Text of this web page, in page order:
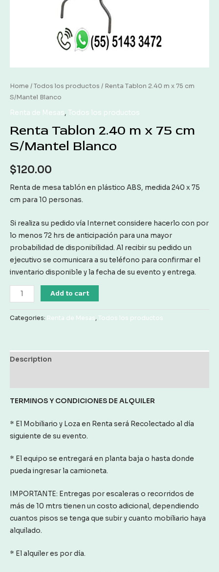
Home /Todos los productos / Renta Tablon 2.40 m x 75 cm
S/Mantel Blanco
Renta de Mesas, Todos los productos
Renta Tablon 2.40 m x 75 cm
S/Mantel Blanco
$120.00
Renta de mesa tablón en plástico ABS, medida 240 x 75
cm para 10 personas.
Si realiza su pedido vía Internet considere hacerlo con por
lo menos 72 hrs de anticipación para una mayor
probabilidad de disponibilidad. Al recibir su pedido un
ejecutivo se comunicara a su teléfono para confirmar el
inventario disponible y la fecha de su evento y entrega.
Renta
Tablon
2.40
75
cm
quantity
Add to cart
Categories: Renta de Mesas,Todos los productos
Description
TERMINOS Y CONDICIONES DE ALQUILER
* El Mobiliario y Loza en Renta será Recolectado al día
siguiente de su evento.
* El equipo se entregará en planta baja o hasta donde
pueda ingresar la camioneta.
IMPORTANTE: Entregas por escaleras o recorridos de
más de 10 mtrs tienen un costo adicional, dependiendo
cuantos pisos se tenga que subir y cuanto mobiliario haya
alquilado.
* El alquiler es por día.